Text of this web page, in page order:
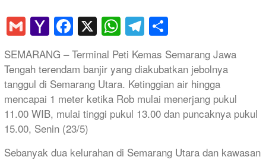
GmailYahoo
Mail
Facebook
X WhatsApp
Telegram
SEMARANG – Terminal Peti Kemas Semarang Jawa
Tengah terendam banjir yang diakubatkan jebolnya
tanggul di Semarang Utara. Ketinggian air hingga
mencapai 1 meter ketika Rob mulai menerjang pukul
11.00 WIB, mulai tinggi pukul 13.00 dan puncaknya pukul
15.00, Senin (23/5)
Sebanyak dua kelurahan di Semarang Utara dan kawasan